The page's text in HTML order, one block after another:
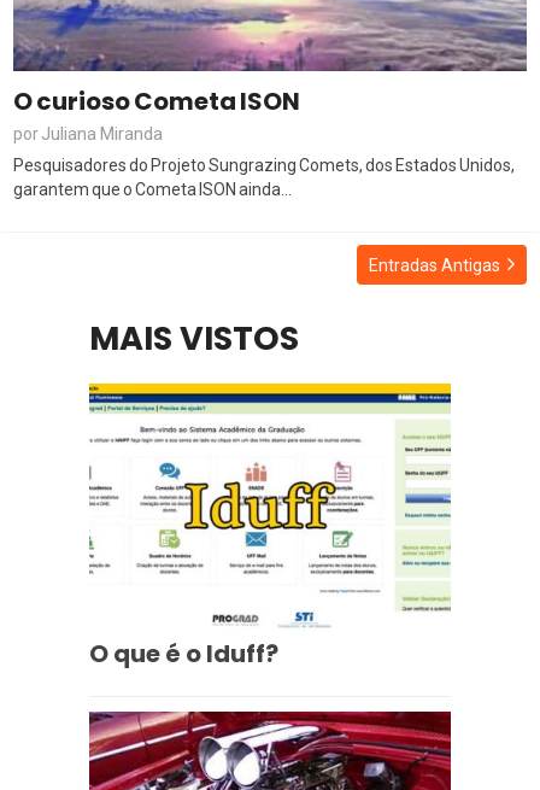
O curioso Cometa ISON
porJuliana Miranda
Pesquisadores do Projeto Sungrazing Comets, dos Estados Unidos,
garantem que o Cometa ISON ainda...
Entradas Antigas
MAIS VISTOS
O que é o Iduff?